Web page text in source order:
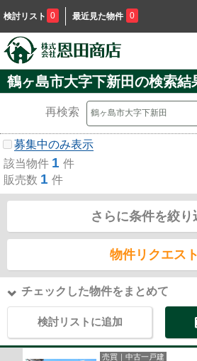
検討リスト 0 最近見た物件 0
鶴ヶ島市大字下新田の検索結
再検索
募集中のみ表示
該当物件 1 件
販売数 1 件
さらに条件を絞り
物件リクエスト
チェックした物件をまとめて
検討リストに追加
売買｜中古一戸建